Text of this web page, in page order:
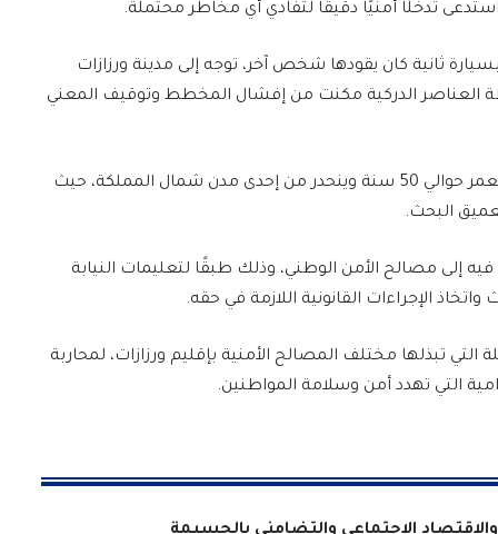
تدخلًا أمنيًا دقيقًا لتفادي أي مخاطر محتملة.
ثانية كان يقودها شخص آخر، توجه إلى مدينة ورزازات
العناصر الدركية مكنت من إفشال المخطط وتوقيف المعني
وأفادت المعلومات الأولية أن الموقوف يبلغ من العمر حوالي 50 سنة وينحدر من إحدى مدن شمال المملكة، حيث
البحث.
مصالح الأمن الوطني، وذلك طبقًا لتعليمات النيابة
الإجراءات القانونية اللازمة في حقه.
تبذلها مختلف المصالح الأمنية بإقليم ورزازات، لمحاربة
التي تهدد أمن وسلامة المواطنين.